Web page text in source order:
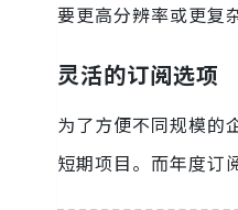
要更高分辨率或更复
灵活的订阅选项
为了方便不同规模的
短期项目。而年度订